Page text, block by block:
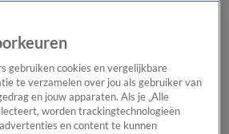
Uitzendingen Onze gezichten
In de
gebruiken cookies en vergelijkbare
te verzamelen over jou als gebruiker van
en jouw apparaten. Als je „Alle
worden trackingtechnologieën
en content te kunnen